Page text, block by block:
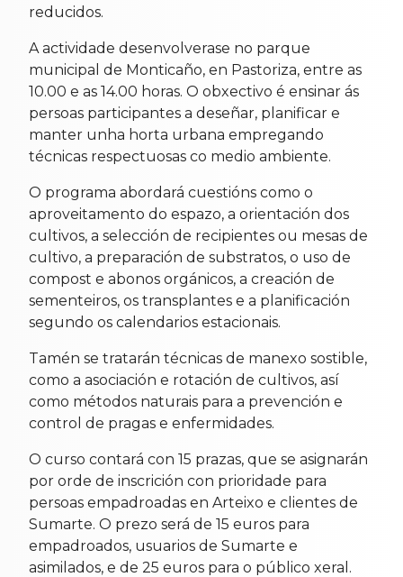
reducidos.
A actividade desenvolverase no parque
municipal de Monticaño, en Pastoriza, entre as
10.00 e as 14.00 horas. O obxectivo é ensinar ás
persoas participantes a deseñar, planificar e
manter unha horta urbana empregando
técnicas respectuosas co medio ambiente.
O programa abordará cuestións como o
aproveitamento do espazo, a orientación dos
cultivos, a selección de recipientes ou mesas de
cultivo, a preparación de substratos, o uso de
compost e abonos orgánicos, a creación de
sementeiros, os transplantes e a planificación
segundo os calendarios estacionais.
Tamén se tratarán técnicas de manexo sostible,
como a asociación e rotación de cultivos, así
como métodos naturais para a prevención e
control de pragas e enfermidades.
O curso contará con 15 prazas, que se asignarán
por orde de inscrición con prioridade para
persoas empadroadas en Arteixo e clientes de
Sumarte. O prezo será de 15 euros para
empadroados, usuarios de Sumarte e
asimilados, e de 25 euros para o público xeral.